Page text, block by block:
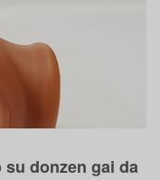
donzen gai da